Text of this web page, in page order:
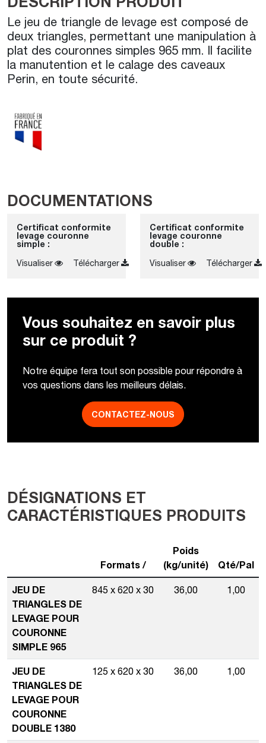
Le jeu de triangle de levage est composé de
deux triangles, permettant une manipulation à
plat des couronnes simples 965 mm. Il facilite
la manutention et le calage des caveaux
Perin, en toute sécurité.
DOCUMENTATIONS
Certificat conformite
levage couronne
simple :
Visualiser
Télécharger
Certificat conformite
levage couronne
double :
Visualiser
Télécharger
Vous souhaitez en savoir plus
sur ce produit ?
Notre équipe fera tout son possible pour répondre à
vos questions dans les meilleurs délais.
CONTACTEZ-NOUS
DÉSIGNATIONS ET
CARACTÉRISTIQUES PRODUITS
Formats /
Poids
(kg/unité)
Qté/Pal
JEU DE
TRIANGLES DE
LEVAGE POUR
COURONNE
SIMPLE 965
845 x 620 x 30 36,00 1,00
JEU DE
TRIANGLES DE
LEVAGE POUR
COURONNE
DOUBLE 1380
125 x 620 x 30 36,00 1,00